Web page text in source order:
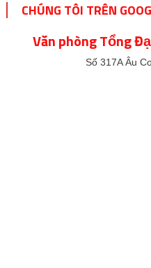
CHÚNG TÔI TRÊN
Văn phòng Tổng
Số 317A Âu